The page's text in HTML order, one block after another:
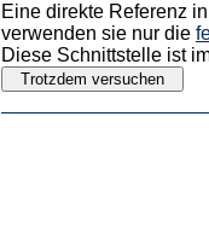
Eine direkte Referenz
verwenden sie nur die
Diese Schnittstelle ist